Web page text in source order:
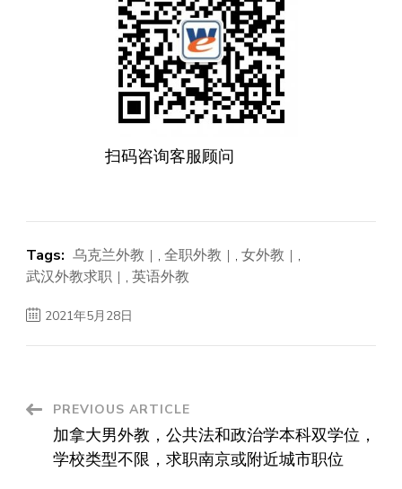
扫码咨询客服顾问
Tags: 乌克兰外教 , 全职外教 , 女外教
,
武汉外教求职
, 英语外教
2021年5月28日
Post
Navigation
PREVIOUS ARTICLE
加拿大男外教，公共法和政治学本科双学位，
学校类型不限，求职南京或附近城市职位